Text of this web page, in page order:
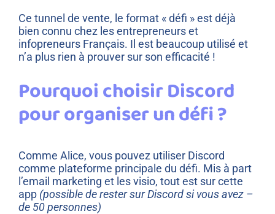
Ce tunnel de vente, le format « défi » est déjà
bien connu chez les entrepreneurs et
infopreneurs Français. Il est beaucoup utilisé et
n’a plus rien à prouver sur son efficacité !
Pourquoi choisir Discord
pour organiser un défi ?
Comme Alice, vous pouvez utiliser Discord
comme plateforme principale du défi. Mis à part
l’email marketing et les visio, tout est sur cette
app (possible de rester sur Discord si vous avez –
de 50 personnes)